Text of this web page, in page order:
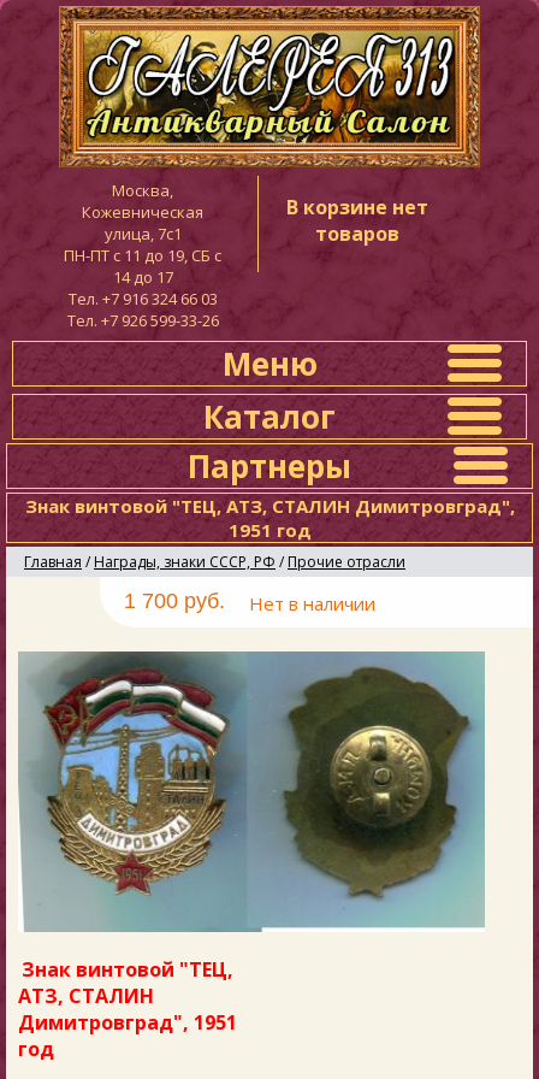
Москва,
Кожевническая
улица, 7с1
ПН-ПТ c 11 до 19, СБ с
14 до 17
Тел. +7 916 324 66 03
Тел. +7 926 599-33-26
В корзине нет
товаров
Меню
Каталог
Партнеры
Знак винтовой "ТЕЦ, АТЗ, СТАЛИН Димитровград",
1951 год
Главная / Награды, знаки СССР, РФ / Прочие отрасли
1 700 руб. Нет в наличии
Знак винтовой "ТЕЦ,
АТЗ, СТАЛИН
Димитровград", 1951
год